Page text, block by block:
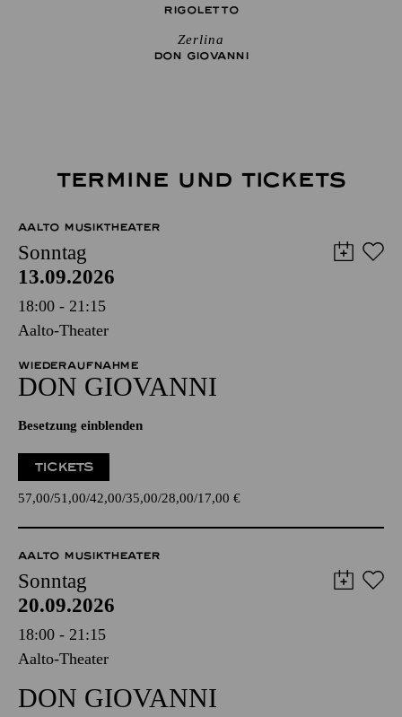
RIGO­LETTO
Zerlina
DON GIO­VANNI
TERMINE UND TICKETS
AALTO MUSIKTHEATER
Sonntag
13.09.2026
18:00 - 21:15
Aalto-Theater
WIEDERAUFNAHME
DON GIO­VANNI
Besetzung einblenden
TICKETS
57,00 51,00 42,00 35,00 28,00 17,00 €
AALTO MUSIKTHEATER
Sonntag
20.09.2026
18:00 - 21:15
Aalto-Theater
DON GIO­VANNI